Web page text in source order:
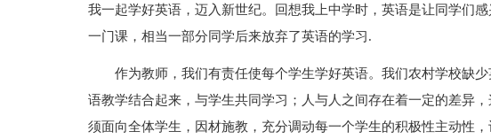
我一起学好英语，迈入新世纪。回想我上中学时，英语是让同学们
一门课，相当一部分同学后来放弃了英语的学习.
作为教师，我们有责任使每个学生学好英语。我们农村学校缺
语教学结合起来，与学生共同学习；人与人之间存在着一定的差异
须面向全体学生，因材施教，充分调动每一个学生的积极性主动性